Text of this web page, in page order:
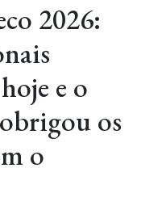
2026:
e o
os
o